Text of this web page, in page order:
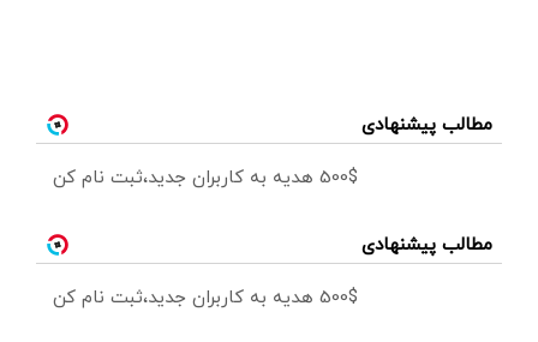
مطالب پیشنهادی
500$ هدیه به کاربران جدید،ثبت نام کن
مطالب پیشنهادی
500$ هدیه به کاربران جدید،ثبت نام کن